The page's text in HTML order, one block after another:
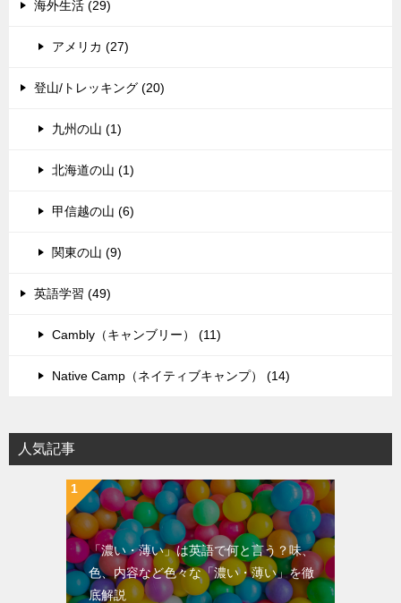
海外生活 (29)
アメリカ (27)
登山/トレッキング (20)
九州の山 (1)
北海道の山 (1)
甲信越の山 (6)
関東の山 (9)
英語学習 (49)
Cambly（キャンブリー） (11)
Native Camp（ネイティブキャンプ） (14)
人気記事
「濃い・薄い」は英語で何と言う？味、
色、内容など色々な「濃い・薄い」を徹
底解説